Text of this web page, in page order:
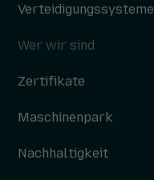
Verteidigungssysteme
Wer wir sind
Zertifikate
Maschinenpark
Nachhaltigkeit